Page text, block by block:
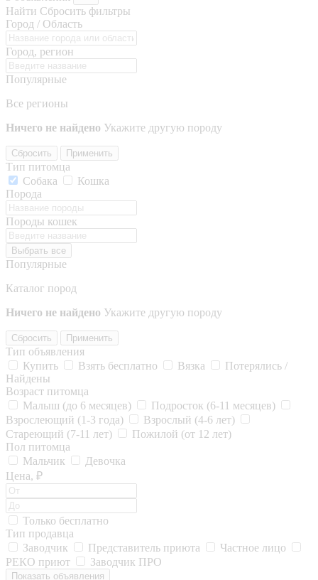
Найти Сбросить фильтры
Город / Область
Город, регион
Популярные
Все регионы
Ничего не найдено Укажите другую породу
Сбросить Применить
Тип питомца
Собака
Кошка
Порода
Породы кошек
Выбрать все
Популярные
Каталог пород
Ничего не найдено Укажите другую породу
Сбросить Применить
Тип объявления
Купить
Взять бесплатно Вязка
Потерялись /
Найдены
Возраст питомца
Малыш (до 6 месяцев)
Подросток (6-11 месяцев)
Взрослеющий (1-3 года)
Взрослый (4-6 лет)
Стареющий (7-11 лет)
Пожилой (от 12 лет)
Пол питомца
Мальчик
Девочка
Цена, ₽
Только бесплатно
Тип продавца
Заводчик
Представитель приюта
Частное лицо
РЕКО приют
Заводчик ПРО
Показать объявления